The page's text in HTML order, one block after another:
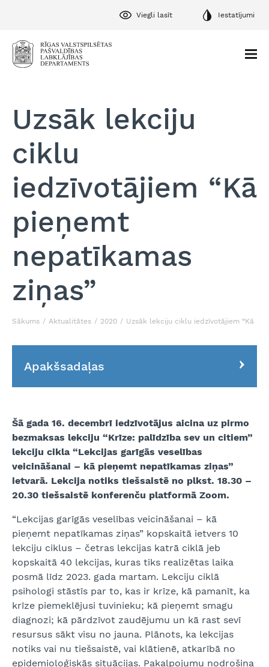
Viegli lasīt Iestatījumi
Uzsāk lekciju
ciklu
iedzīvotājiem “Kā
pieņemt
nepatīkamas
ziņas”
Sākums Aktualitātes 2020 Uzsāk lekciju ciklu iedzīvotājiem “Kā
Apakšsadaļas
Šā gada 16. decembrī iedzīvotājus aicina uz pirmo
bezmaksas lekciju “Krīze: palīdzība sev un citiem”
lekciju cikla “Lekcijas garīgās veselības
veicināšanai – kā pieņemt nepatīkamas ziņas”
ietvarā. Lekcija notiks tiešsaistē no plkst. 18.30 –
20.30 tiešsaistē konferenču platformā Zoom.
“Lekcijas garīgās veselības veicināšanai – kā
pieņemt nepatīkamas ziņas” kopskaitā ietvers 10
lekciju ciklus – četras lekcijas katrā ciklā jeb
kopskaitā 40 lekcijas, kuras tiks realizētas laika
posmā līdz 2023. gada martam. Lekciju ciklā
psihologi stāstīs par to, kas ir krīze, kā pamanīt, ka
krīze piemeklējusi tuvinieku; kā pieņemt smagu
diagnozi; kā pārdzīvot zaudējumu un kā rast sevī
resursus sākt visu no jauna. Plānots, ka lekcijas
notiks vai nu tiešsaistē, vai klātienē, atkarībā no
epidemioloģiskās situācijas. Pakalpojumu nodrošina